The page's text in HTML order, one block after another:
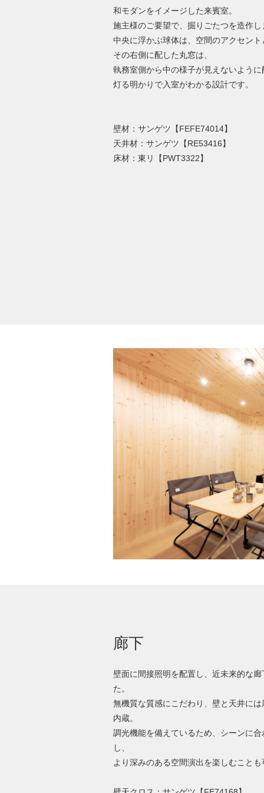
和モダンをイメージした来賓室。
施主様のご要望で、掘りごたつを造作し
中央に浮かぶ球体は、空間のアクセン
その右側に配した丸窓は、
執務室側から中の様子が見えないよう
灯る明かりで入室がわかる設計です。
壁材：サンゲツ【FEFE74014】
天井材：サンゲツ【RE53416】
床材：東リ【PWT3322】
廊下
壁面に間接照明を配置し、近未来的な
た。
無機質な質感にこだわり、壁と天井に
内蔵。
調光機能を備えているため、シーンに
し、
より深みのある空間演出を楽しむこと